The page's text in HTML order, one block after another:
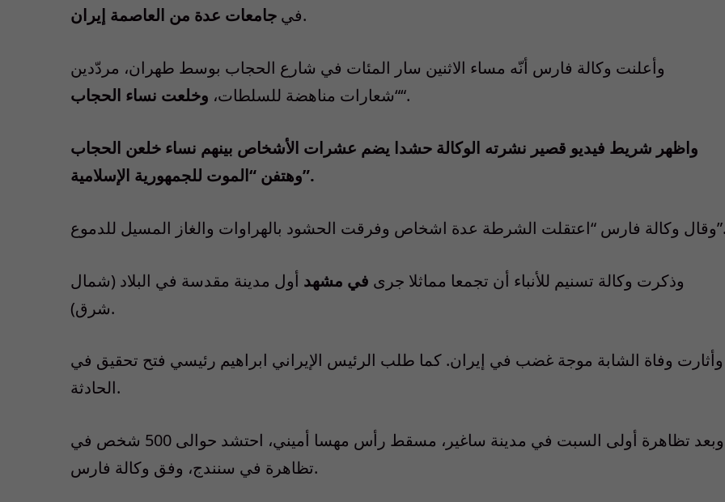
في جامعات عدة من العاصمة إيران .
وأعلنت وكالة فارس أنّه مساء الاثنين سار المئات في شارع الحجاب بوسط طهران، مردّدين
“شعارات مناهضة للسلطات، وخلعت نساء الحجاب “.
واظهر شريط فيديو قصير نشرته الوكالة حشدا يضم عشرات الأشخاص بينهم نساء خلعن الحجاب
وهتفن “الموت للجمهورية الإسلامية”.
وقال وكالة فارس “اعتقلت الشرطة عدة اشخاص وفرقت الحشود بالهراوات والغاز المسيل للدموع”.
وذكرت وكالة تسنيم للأنباء أن تجمعا مماثلا جرى في مشهد أول مدينة مقدسة في البلاد (شمال
شرق).
وأثارت وفاة الشابة موجة غضب في إيران. كما طلب الرئيس الإيراني ابراهيم رئيسي فتح تحقيق في
الحادثة.
وبعد تظاهرة أولى السبت في مدينة ساغير، مسقط رأس مهسا أميني، احتشد حوالى 500 شخص في
تظاهرة في سنندج، وفق وكالة فارس.